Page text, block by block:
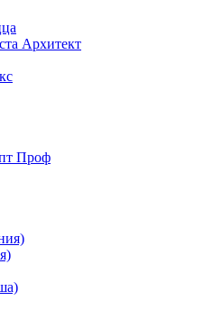
штукатурки
нейтральные
(антигрибковые)
и краски
патина
мрамора)
песчаных вихрей)
Архитект
Проф